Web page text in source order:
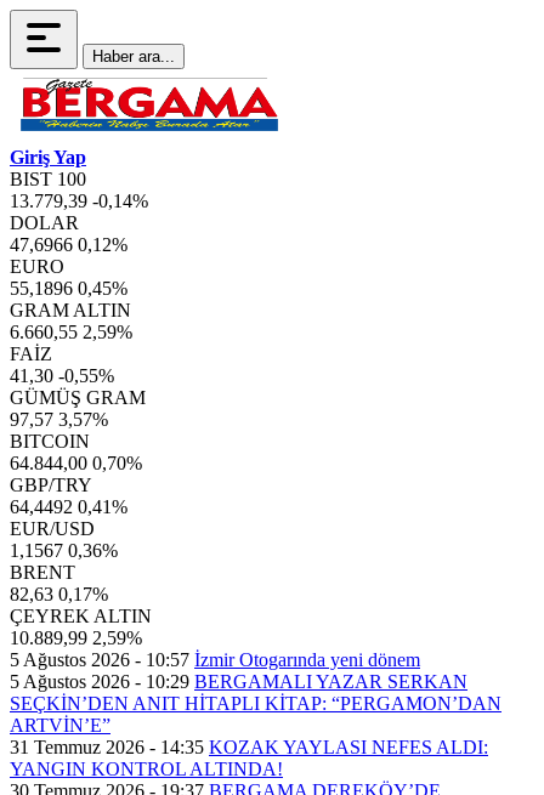
Haber ara...
Giriş Yap
BIST 100
13.779,39 -0,14%
DOLAR
47,6966 0,12%
EURO
55,1896 0,45%
GRAM ALTIN
6.660,55 2,59%
FAİZ
41,30 -0,55%
GÜMÜŞ GRAM
97,57 3,57%
BITCOIN
64.844,00 0,70%
GBP/TRY
64,4492 0,41%
EUR/USD
1,1567 0,36%
BRENT
82,63 0,17%
ÇEYREK ALTIN
10.889,99 2,59%
5 Ağustos 2026 - 10:57 İzmir Otogarında yeni dönem
5 Ağustos 2026 - 10:29 BERGAMALI YAZAR SERKAN
SEÇKİN’DEN ANIT HİTAPLI KİTAP: “PERGAMON’DAN
ARTVİN’E”
31 Temmuz 2026 - 14:35 KOZAK YAYLASI NEFES ALDI:
YANGIN KONTROL ALTINDA!
30 Temmuz 2026 - 19:37 BERGAMA DEREKÖY’DE